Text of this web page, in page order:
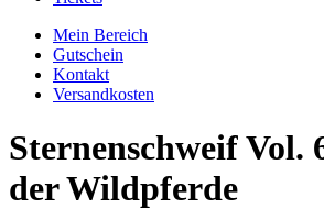
Mein Bereich
Gutschein
Kontakt
Versandkosten
Sternenschweif Vol.
der Wildpferde